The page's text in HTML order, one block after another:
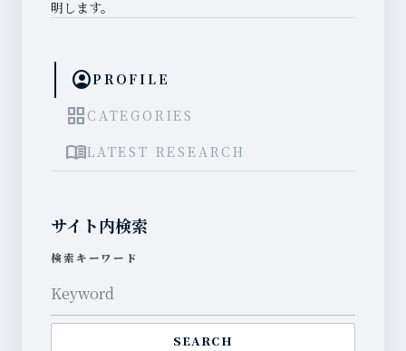
明します。
account_circlePROFILE
grid_view CATEGORIES
menu_bookLATEST RESEARCH
サイト内検索
検索キーワード
SEARCH